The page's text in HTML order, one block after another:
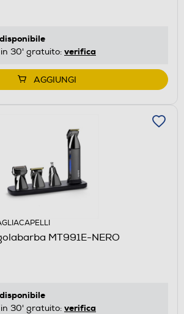
disponibile
30' gratuito: verifica
AGGIUNGI
MT991E-NERO
disponibile
30' gratuito: verifica